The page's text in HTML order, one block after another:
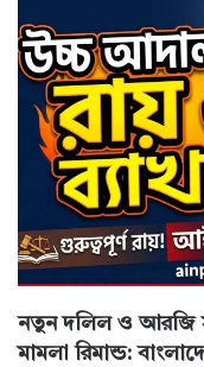
নতুন দলিল ও আরজি
মামলা রিমান্ড: